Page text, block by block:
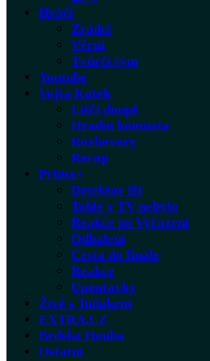
Hráči
Zrádci
Věrní
Tvůrčí tým
Youtube
Vojta Kotek
Liščí doupě
Hradní komnata
Rozhovory
Recap
Prima+
Detektor lži
Tohle v TV nebylo
Reakce po Vyřazení
Odhalení
Cesta do finále
Reakce
Upoutávky
Živě s Tuňákem
EXTRA.CZ
Brdská Houba
Ostatní